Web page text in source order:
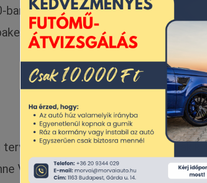
pedig Helen Dryden
belső dizájnját.
foglalkoztatott, akik
Vanderbilt is, aki később a